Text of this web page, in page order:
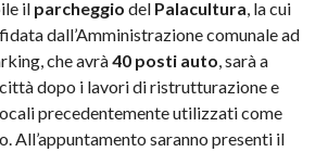
ilparcheggio del Palacultura, la cui
dall’Amministrazione comunale ad
che avrà40 posti auto, sarà a
dopo i lavori di ristrutturazione e
precedentemente utilizzati come
All’appuntamento saranno presenti il